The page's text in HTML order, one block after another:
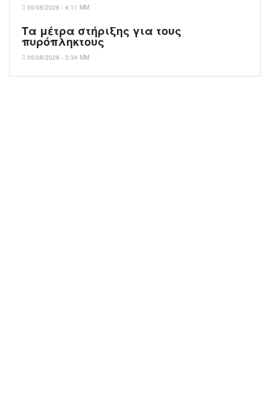
05/08/2026 - 4:11 ΜΜ
Τα μέτρα στήριξης για τους
πυρόπληκτους
05/08/2026 - 3:34 ΜΜ